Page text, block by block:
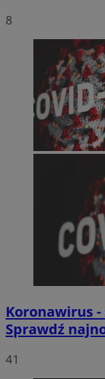
8
Koronawirus -
Sprawdź
41